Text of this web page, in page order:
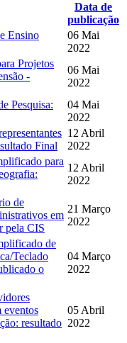
Data de
publicação
Ensino
06 Mai
2022
Projetos
-
06 Mai
2022
Pesquisa:
04 Mai
2022
Final
12 Abril
2022
para
12 Abril
2022
de
em
pela CIS
21 Março
2022
de
Teclado
o
04 Março
2022
eventos
resultado
05 Abril
2022